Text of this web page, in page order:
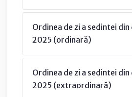
Ordinea de zi a sedintei
2025 (ordinară)
Ordinea de zi a sedintei din
2025 (extraordinară)